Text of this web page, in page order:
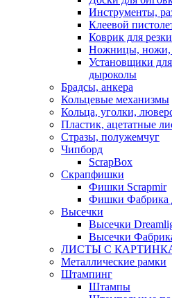
Инструменты,
Клеевой
Коврик для резки
Ножницы, ножи,
Установщики
дыроколы
Брадсы, анкера
Кольцевые механизмы
Кольца, уголки,
Пластик, ацетатные
Стразы, полужемчуг
Чипборд
ScrapBox
Скрапфишки
Фишки Scrapmir
Фишки Фабрика
Высечки
Высечки
Высечки
ЛИСТЫ С
Металлические рамки
Штампинг
Штампы